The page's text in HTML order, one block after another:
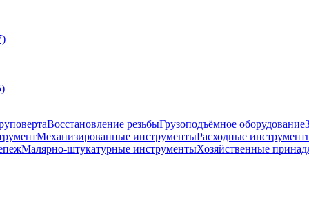
Восстановление резьбыГрузоподъёмное оборудование
Механизированные инструментыРасходные
Малярно-штукатурные инструментыХозяйственные